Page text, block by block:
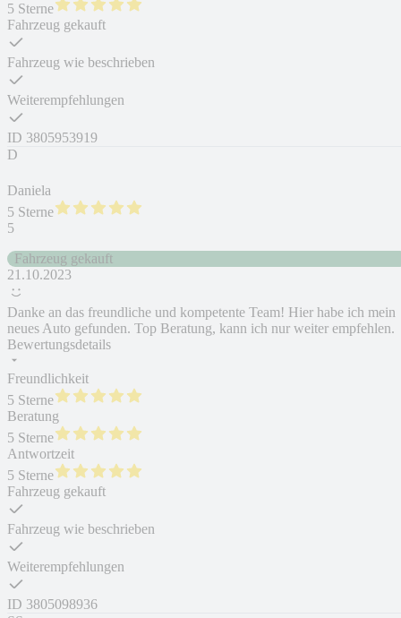
5 Sterne
Fahrzeug gekauft
Fahrzeug wie beschrieben
Weiterempfehlungen
ID 3805953919
D
Daniela
5 Sterne
5
Fahrzeug gekauft
21.10.2023
Danke an das freundliche und kompetente Team! Hier habe ich mein
neues Auto gefunden. Top Beratung, kann ich nur weiter empfehlen.
Bewertungsdetails
Freundlichkeit
5 Sterne
Beratung
5 Sterne
Antwortzeit
5 Sterne
Fahrzeug gekauft
Fahrzeug wie beschrieben
Weiterempfehlungen
ID 3805098936